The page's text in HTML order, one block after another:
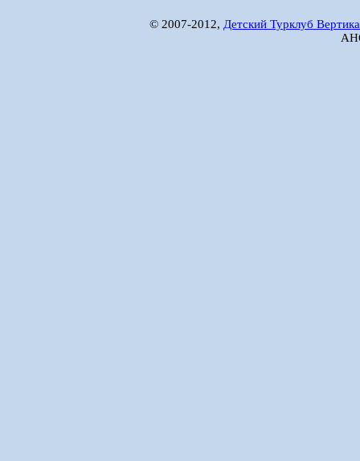
© 2007-2012, Детский Турклуб